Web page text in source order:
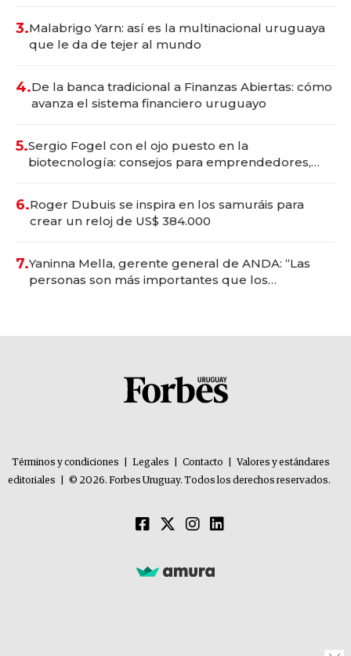
3.Malabrigo Yarn: así es la multinacional uruguaya
que le da de tejer al mundo
4.De la banca tradicional a Finanzas Abiertas: cómo
avanza el sistema financiero uruguayo
5.Sergio Fogel con el ojo puesto en la
biotecnología: consejos para emprendedores,
6.Roger Dubuis se inspira en los samuráis para
crear un reloj de US$ 384.000
7.Yaninna Mella, gerente general de ANDA: “Las
personas son más importantes que los
Términos y condiciones Legales Contacto
Valores y estándares
editoriales
© 2026. Forbes Uruguay. Todos los derechos reservados.